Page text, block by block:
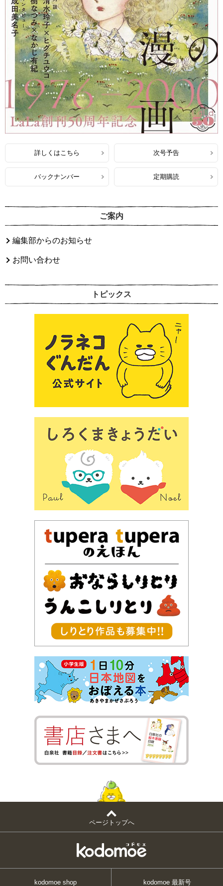
詳しくはこちら 次号予告
バックナンバー 定期購読
ご案内
編集部からのお知らせ
お問い合わせ
トピックス
ページトップへ
kodomoe shop kodomoe 最新号